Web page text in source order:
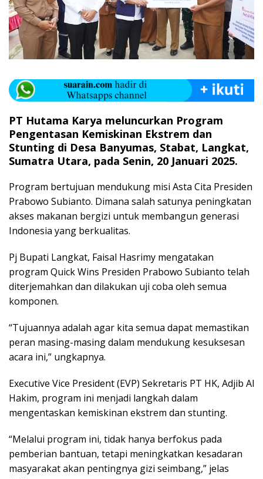
PT Hutama Karya meluncurkan Program
Pengentasan Kemiskinan Ekstrem dan
Stunting di Desa Banyumas, Stabat, Langkat,
Sumatra Utara, pada Senin, 20 Januari 2025.
Program bertujuan mendukung misi Asta Cita Presiden
Prabowo Subianto. Dimana salah satunya peningkatan
akses makanan bergizi untuk membangun generasi
Indonesia yang berkualitas.
Pj Bupati Langkat, Faisal Hasrimy mengatakan
program Quick Wins Presiden Prabowo Subianto telah
diterjemahkan dan dilakukan uji coba oleh semua
komponen.
“Tujuannya adalah agar kita semua dapat memastikan
peran masing-masing dalam mendukung kesuksesan
acara ini,” ungkapnya.
Executive Vice President (EVP) Sekretaris PT HK, Adjib Al
Hakim, program ini menjadi langkah dalam
mengentaskan kemiskinan ekstrem dan stunting.
“Melalui program ini, tidak hanya berfokus pada
pemberian bantuan, tetapi meningkatkan kesadaran
masyarakat akan pentingnya gizi seimbang,” jelas